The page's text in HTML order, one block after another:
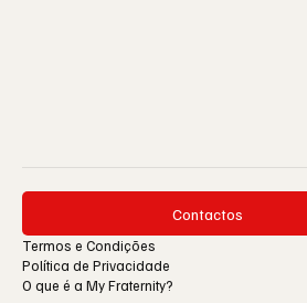
Contactos
Termos e Condições
Política de Privacidade
O que é a My Fraternity?